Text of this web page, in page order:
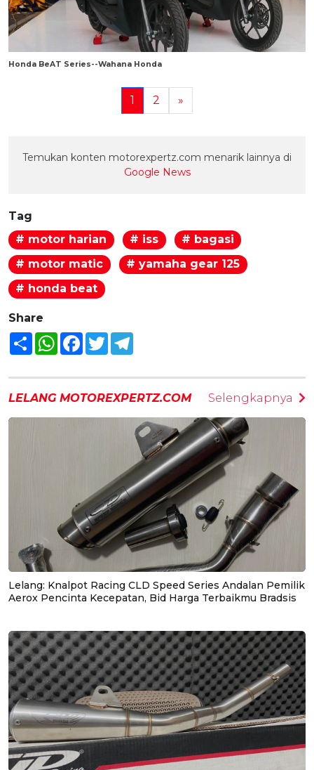
Honda BeAT Series--Wahana Honda
1 2 »
Temukan konten motorexpertz.com menarik lainnya di
Google News
Tag
# motor harian
# iss
# bagasi
# motor matic
# yamaha gear 125
# honda beat
Share
Share WhatsAppFacebook
Twitter
LELANG MOTOREXPERTZ.COM Selengkapnya
Lelang: Knalpot Racing CLD Speed Series Andalan Pemilik
Aerox Pencinta Kecepatan, Bid Harga Terbaikmu Bradsis